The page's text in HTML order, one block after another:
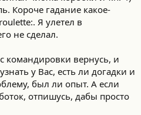
Короче гадание какое-
Я улетел в
не сделал.
командировки вернусь, и
у Вас, есть ли догадки и
был ли опыт. А если
отпишусь, дабы просто